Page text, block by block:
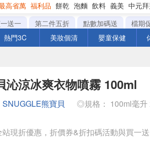
高省萬 福利品 餅乾 泡麵 飲料 義美 中元
送一 第二件五折 點數加碼送
檔期
熱門3C 美妝個清 嬰童保健
沁涼冰爽衣物噴霧 100ml
SNUGGLE熊寶貝
◎規格： 100ml毫升
現折優惠，折價券&折扣碼活動與買一